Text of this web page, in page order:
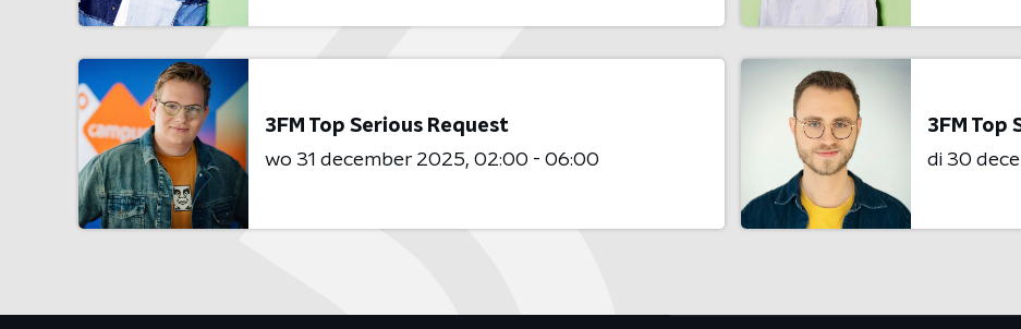
3FM Top Serious Request
wo 31 december 2025 02:00 - 06:00
3FM Top
di 30